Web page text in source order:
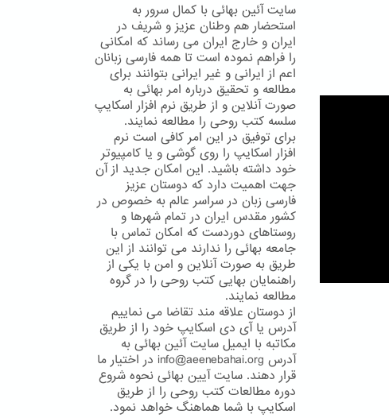
سایت آئین بهائی با کمال سرور به
استحضار هم وطنان عزیز و شریف در
ایران و خارج ایران می رساند که امکانی
را فراهم نموده است تا همه فارسی زبانان
اعم از ایرانی و غیر ایرانی بتوانند برای
مطالعه و تحقیق درباره امر بهائی به
صورت آنلاین و از طریق نرم افزار اسکایپ
سلسه کتب روحی را مطالعه نمایند.
برای توفیق در این امر کافی است نرم
افزار اسکایپ را روی گوشی و یا کامپیوتر
خود داشته باشید. این امکان جدید از آن
جهت اهمیت دارد که دوستان عزیز
فارسی زبان در سراسر عالم به خصوص در
کشور مقدس ایران در تمام شهرها و
روستاهای دوردست که امکان تماس با
جامعه بهائی را ندارند می توانند از این
طریق به صورت آنلاین و امن با یکی از
راهنمایان بهایی کتب روحی را در گروه
مطالعه نمایند.
از دوستان علاقه مند تقاضا می نماییم
آدرس یا آی دی اسکایپ خود را از طریق
مکاتبه با ایمیل سایت آئین بهائی به
آدرس info@aeenebahai.org در اختیار ما
قرار دهند. سایت آیین بهائی نحوه شروع
دوره مطالعات کتب روحی را از طریق
اسکایپ با شما هماهنگ خواهد نمود.